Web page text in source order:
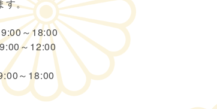
す。
～18:00
～12:00
18:00